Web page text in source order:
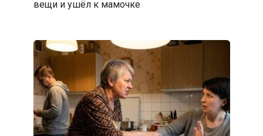
вещи и ушёл к мамочке